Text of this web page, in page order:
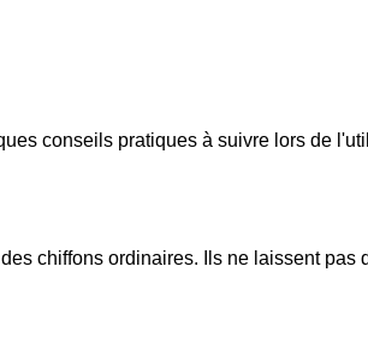
conseils pratiques à suivre lors de
chiffons ordinaires. Ils ne laissent